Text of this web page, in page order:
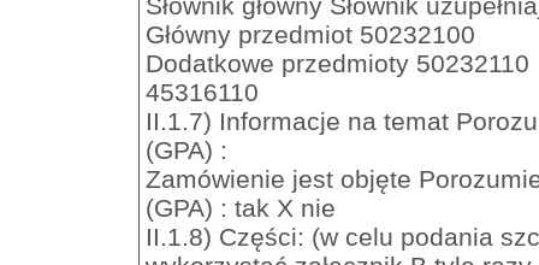
Słownik główny Słownik
Główny przedmiot 50232100
Dodatkowe przedmioty 50232110
45316110
II.1.7) Informacje na temat
(GPA) :
Zamówienie jest objęte
(GPA) : tak X nie
II.1.8) Części: (w celu podania